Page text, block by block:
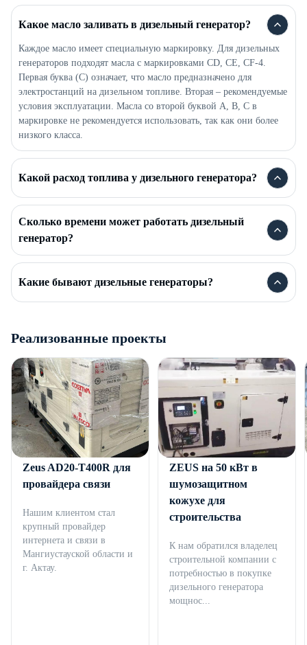
Какое масло заливать в дизельный генератор?
Каждое масло имеет специальную маркировку. Для дизельных
генераторов подходят масла с маркировками CD, CE, CF-4.
Первая буква (C) означает, что масло предназначено для
электростанций на дизельном топливе. Вторая – рекомендуемые
условия эксплуатации. Масла со второй буквой A, B, C в
маркировке не рекомендуется использовать, так как они более
низкого класса.
Какой расход топлива у дизельного генератора?
Сколько времени может работать дизельный
генератор?
Какие бывают дизельные генераторы?
Реализованные проекты
Дизельный генератор
Zeus AD20-T400R для
провайдера связи
Нашим клиентом стал
крупный провайдер
интернета и связи в
Мангиустауской области и
г. Актау.
Дизельный генератор
ZEUS на 50 кВт в
шумозащитном
кожухе для
строительства
К нам обратился владелец
строительной компании с
потребностью в покупке
дизельного генератора
мощнос...